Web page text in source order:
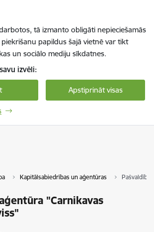
tā izmanto obligāti nepieciešamās
papildus šajā vietnē var tikt
un sociālo mediju sīkdatnes.
izvēli:
Apstiprināt visas
Kapitālsabiedrības un aģentūras
"Carnikavas